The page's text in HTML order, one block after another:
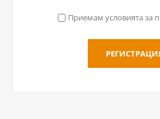
Приемам условията за